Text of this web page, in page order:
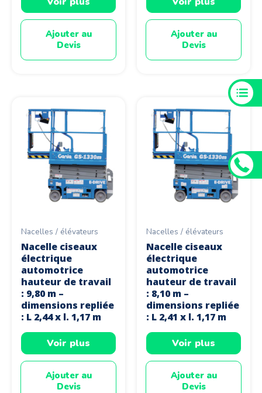
Ajouter au
Devis
Ajouter au
Devis
Nacelles / élévateurs
Nacelle ciseaux
électrique
automotrice
hauteur de travail
: 9,80 m –
dimensions repliée
: L 2,44 x l. 1,17 m
Voir plus
Ajouter au
Devis
Nacelles / élévateurs
Nacelle ciseaux
électrique
automotrice
hauteur de travail
: 8,10 m –
dimensions repliée
: L 2,41 x l. 1,17 m
Voir plus
Ajouter au
Devis